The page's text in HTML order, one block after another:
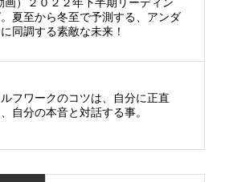
画）２０２２年下半期リーディン
夏至から冬至で予測する、アンダ
同調する素敵な未来！
フワークのコツは、自分に正直
自分の本音と対話する事。